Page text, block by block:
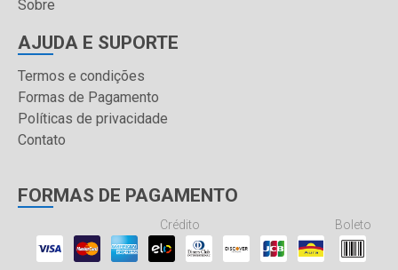
Sobre
AJUDA E SUPORTE
Termos e condições
Formas de Pagamento
Políticas de privacidade
Contato
FORMAS DE PAGAMENTO
Crédito Boleto